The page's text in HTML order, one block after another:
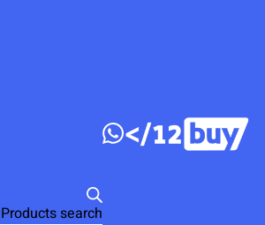
Products search